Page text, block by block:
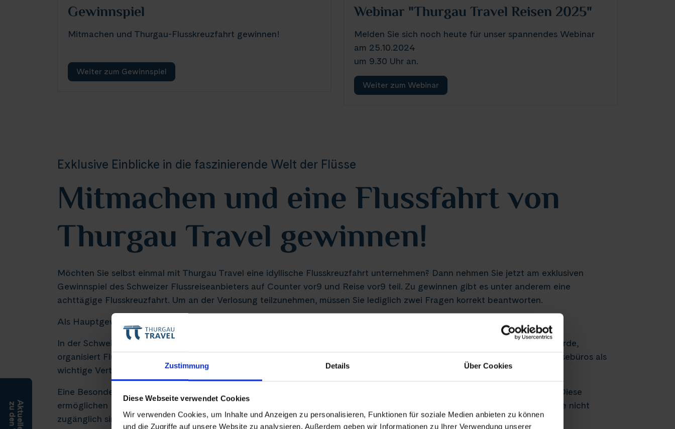
Zustimmung Details Über Cookies
Diese Webseite verwendet Cookies
Wir verwenden Cookies, um Inhalte und Anzeigen zu personalisieren, Funktionen für soziale Medien anbieten zu können
und die Zugriffe auf unsere Website zu analysieren. Außerdem geben wir Informationen zu Ihrer Verwendung unserer
Gewinnspiel
Mitmachen und Thurgau-Flusskreuzfahrt gewinnen!
Weiter zum Gewinnspiel
Webinar "Thurgau Travel Reisen 2025"
Melden Sie sich noch heute für unser spannendes Webinar
am 25.10.2024
um 9.30 Uhr an.
Weiter zum Webinar
Exklusive Einblicke in die faszinierende Welt der Flüsse
Mitmachen und eine Flussfahrt von
Thurgau Travel gewinnen!
Möchten Sie selbst einmal mit Thurgau Travel eine idyllische Flusskreuzfahrt unternehmen? Dann nehmen Sie jetzt am exklusiven
Gewinnspiel des Schweizer Flussreiseanbieters auf Counter vor9 und Reise vor9 teil. Zu gewinnen gibt es unter anderem eine
achttägige Flusskreuzfahrt. Um an der Verlosung teilzunehmen, müssen Sie lediglich zwei Fragen korrekt beantworten.
Als Hauptgewinn winkt eine einwöchige Flusskreuzfahrt Ihrer Wahl für zwei Personen.
In der Schweiz ist Thurgau Travel längst eine bekannte Größe. Das Unternehmen, das vor mehr als 20 Jahren gegründet wurde,
organisiert Flussreisen weltweit. Und seit zwei Jahren ist Thurgau Travel auch auf dem deutschen Markt präsent, wobei Reisebüros als
wichtige Vertriebspartner fungieren.
Eine Besonderheit von Thurgau Travel sind die kleinen, exklusiven Boutique-Schiffe, die Platz für 36 – maximal 182 bieten. Diese
ermöglichen Reisen auf idyllischen Nebenflüssen wie der Havel oder dem Neckar sowie auf Kanälen, die für größere Schiffe nicht
zugänglich sind. So können beispielsweise Flussreisen von Berlin nach Amsterdam durchgeführt werden.